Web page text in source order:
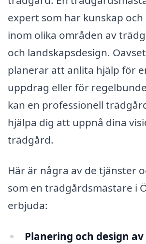
expert som har kunskap
inom olika områden av
och landskapsdesign.
planerar att anlita hjälp för
uppdrag eller för
kan en professionell
hjälpa dig att uppnå dina
trädgård.
Här är några av de tjänster
som en trädgårdsmästare i
erbjuda:
Planering och design